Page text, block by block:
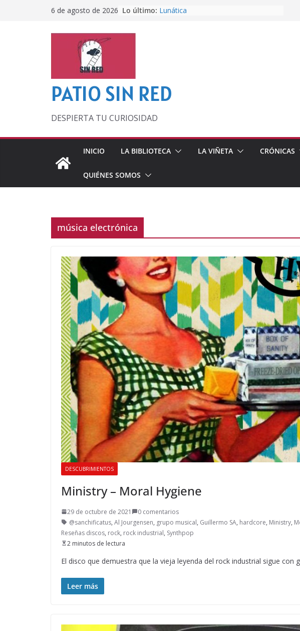
6 de agosto de 2026 Lo último: Lunática
PATIO SIN RED
DESPIERTA TU CURIOSIDAD
INICIO LA BIBLIOTECA LA VIÑETA CRÓNICAS
QUIÉNES SOMOS
música electrónica
DESCUBRIMIENTOS
Ministry – Moral Hygiene
29 de octubre de 2021
0 comentarios
@sanchificatus, Al Jourgensen, grupo musical, Guillermo SA, hardcore, Ministry,
Reseñas discos, rock, rock industrial, Synthpop
2 minutos de lectura
El disco que demuestra que la vieja leyenda del rock industrial sigue con
Leer más